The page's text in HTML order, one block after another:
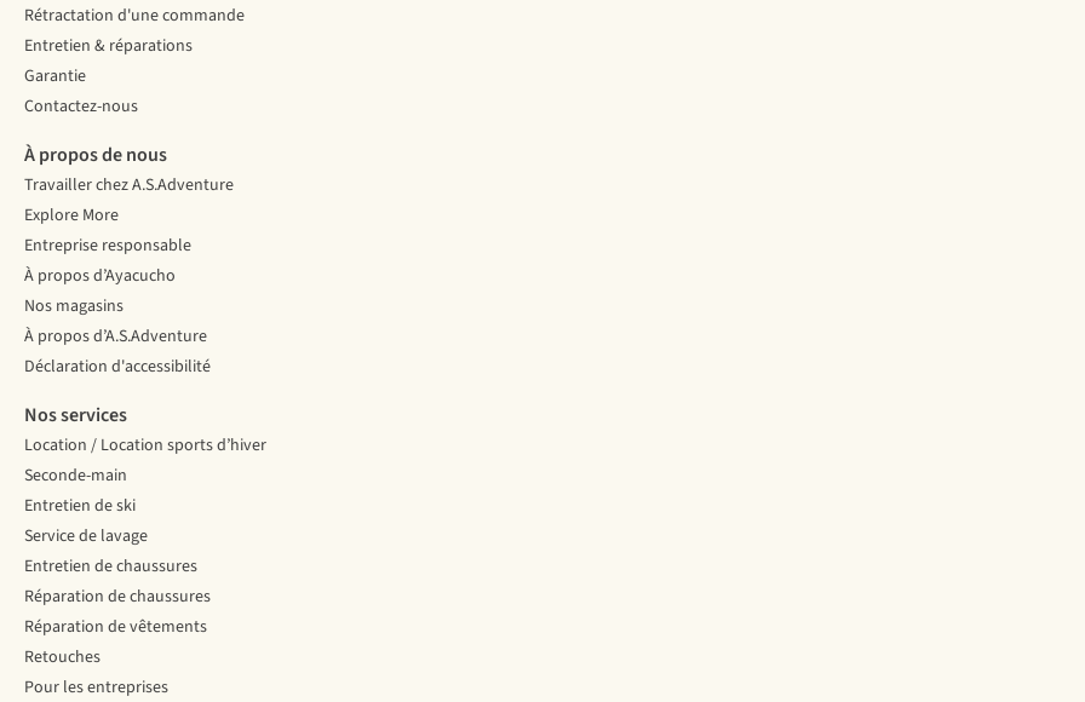
Rétractation d'une commande
Entretien & réparations
Garantie
Contactez-nous
À propos de nous
Travailler chez A.S.Adventure
Explore More
Entreprise responsable
À propos d’Ayacucho
Nos magasins
À propos d’A.S.Adventure
Déclaration d'accessibilité
Nos services
Location / Location sports d’hiver
Seconde-main
Entretien de ski
Service de lavage
Entretien de chaussures
Réparation de chaussures
Réparation de vêtements
Retouches
Pour les entreprises